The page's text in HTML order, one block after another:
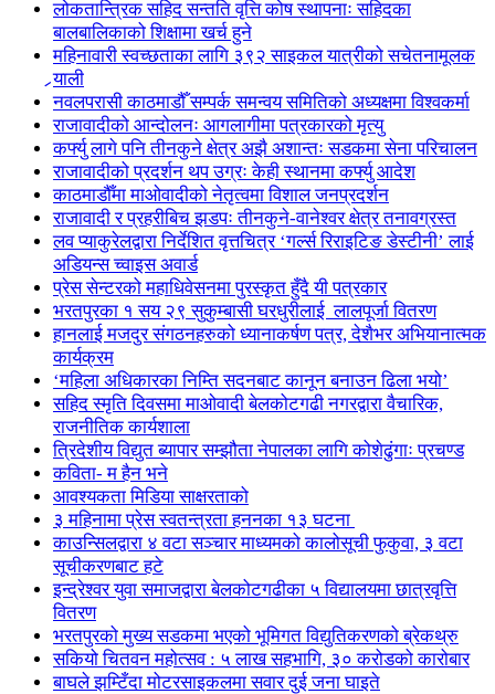
लोकतान्त्रिक सहिद सन्तति वृत्ति कोष स्थापनाः सहिदका
बालबालिकाको शिक्षामा खर्च हुने
महिनावारी स्वच्छताका लागि ३९२ साइकल यात्रीको सचेतनामूलक
र्‍याली
नवलपरासी काठमाडौँ सम्पर्क समन्वय समितिको अध्यक्षमा विश्वकर्मा
राजावादीको आन्दोलनः आगलागीमा पत्रकारको मृत्यु
कर्फ्यु लागे पनि तीनकुने क्षेत्र अझै अशान्तः सडकमा सेना परिचालन
राजावादीको प्रदर्शन थप उग्रः केही स्थानमा कर्फ्यु आदेश
काठमाडौँमा माओवादीको नेतृत्वमा विशाल जनप्रदर्शन
राजावादी र प्रहरीबिच झडपः तीनकुने-वानेश्वर क्षेत्र तनावग्रस्त
लव प्याकुरेलद्वारा निर्देशित वृत्तचित्र ‘गर्ल्स रिराइटिङ डेस्टीनी’ लाई
अडियन्स च्वाइस अवार्ड
प्रेस सेन्टरको महाधिवेसनमा पुरस्कृत हुँदै यी पत्रकार
भरतपुरका १ सय २९ सुकुम्बासी घरधुरीलाई लालपूर्जा वितरण
हानलाई मजदुर संगठनहरुको ध्यानाकर्षण पत्र, देशैभर अभियानात्मक
कार्यक्रम
‘महिला अधिकारका निम्ति सदनबाट कानून बनाउन ढिला भयो’
सहिद स्मृति दिवसमा माओवादी बेलकोटगढी नगरद्वारा वैचारिक,
राजनीतिक कार्यशाला
त्रिदेशीय विद्युत ब्यापार सम्झौता नेपालका लागि कोशेढुंगाः प्रचण्ड
कविता- म हैन भने
आवश्यकता मिडिया साक्षरताको
३ महिनामा प्रेस स्वतन्त्रता हननका १३ घटना
काउन्सिलद्वारा ४ वटा सञ्चार माध्यमको कालोसूची फुकुवा, ३ वटा
सूचीकरणबाट हटे
इन्द्रेश्वर युवा समाजद्वारा बेलकोटगढीका ५ विद्यालयमा छात्रवृत्ति
वितरण
भरतपुरको मुख्य सडकमा भएको भूमिगत विद्युतिकरणको ब्रेकथ्रु
सकियो चितवन महोत्सव : ५ लाख सहभागि, ३० करोडको कारोबार
बाघले झम्टिँदा मोटरसाइकलमा सवार दुई जना घाइते